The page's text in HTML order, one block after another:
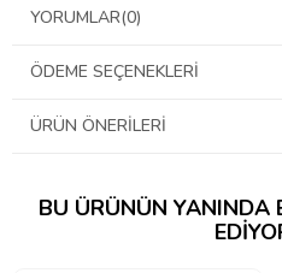
Özel Dengelenmiş Formül:
Kullanım Talimatları:
Her litre temiz suya haftada
toprağına uygulayın.
Saksı değiştirme
büyüme ve iyi toprak
YORUMLAR(0)
ÖDEME SEÇENEKLERI
ÜRÜN ÖNERILERI
BU ÜRÜNÜN YANINDA